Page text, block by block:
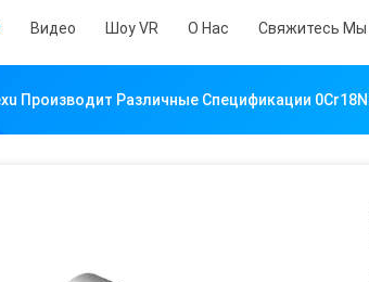
Видео Шоу VR О Нас Свяжитесь Мы
Производит Различные Спецификации